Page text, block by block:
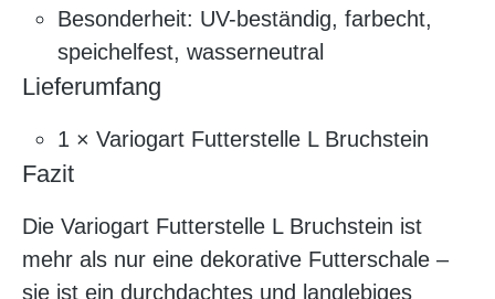
Besonderheit: UV-beständig, farbecht,
speichelfest, wasserneutral
Lieferumfang
1 × Variogart Futterstelle L Bruchstein
Fazit
Die Variogart Futterstelle L Bruchstein ist
mehr als nur eine dekorative Futterschale –
sie ist ein durchdachtes und langlebiges